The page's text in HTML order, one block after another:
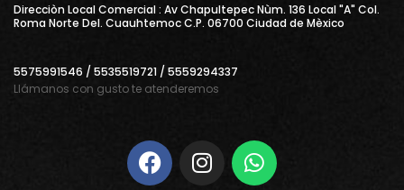
Direcciòn Local Comercial : Av Chapultepec Nùm. 136 Local "A" Col.
Roma Norte Del. Cuauhtemoc C.P. 06700 Ciudad de Mèxico
5575991546 / 5535519721 / 5559294337
Llámanos con gusto te atenderemos